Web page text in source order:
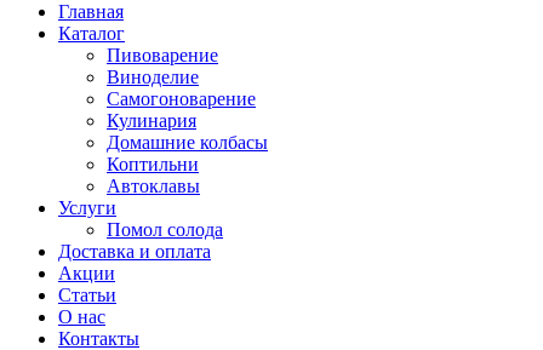
Главная
Каталог
Пивоварение
Виноделие
Самогоноварение
Кулинария
Домашние колбасы
Коптильни
Автоклавы
Услуги
Помол солода
Доставка и оплата
Акции
Статьи
О нас
Контакты